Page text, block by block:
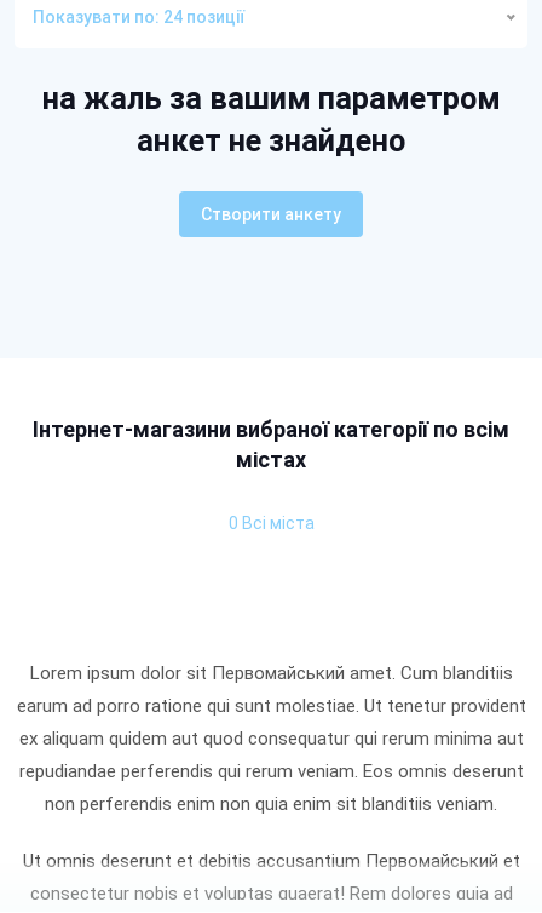
Показувати по: 24 позиції
на жаль за вашим параметром
анкет не знайдено
Створити анкету
Інтернет-магазини вибраної категорії по всім
містах
0 Всі міста
Lorem ipsum dolor sit Первомайський amet. Cum blanditiis
earum ad porro ratione qui sunt molestiae. Ut tenetur provident
ex aliquam quidem aut quod consequatur qui rerum minima aut
repudiandae perferendis qui rerum veniam. Eos omnis deserunt
non perferendis enim non quia enim sit blanditiis veniam.
Ut omnis deserunt et debitis accusantium Первомайський et
consectetur nobis et voluptas quaerat! Rem dolores quia ad